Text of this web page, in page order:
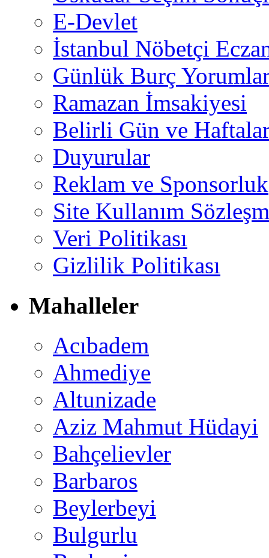
E-Devlet
İstanbul Nöbetçi
Günlük Burç
Ramazan İmsakiyesi
Belirli Gün ve
Duyurular
Reklam ve Sponsorluk
Site Kullanım
Veri Politikası
Gizlilik Politikası
Mahalleler
Acıbadem
Ahmediye
Altunizade
Aziz Mahmut Hüdayi
Bahçelievler
Barbaros
Beylerbeyi
Bulgurlu